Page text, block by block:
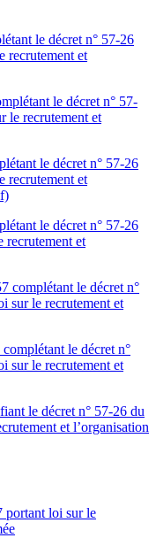
le décret n° 57-26
recrutement et
le décret n° 57-
le recrutement et
le décret n° 57-26
recrutement et
le décret n° 57-26
recrutement et
complétant le décret n°
sur le recrutement et
le décret n°
sur le recrutement et
le décret n° 57-26 du
et l’organisation
portant loi sur le